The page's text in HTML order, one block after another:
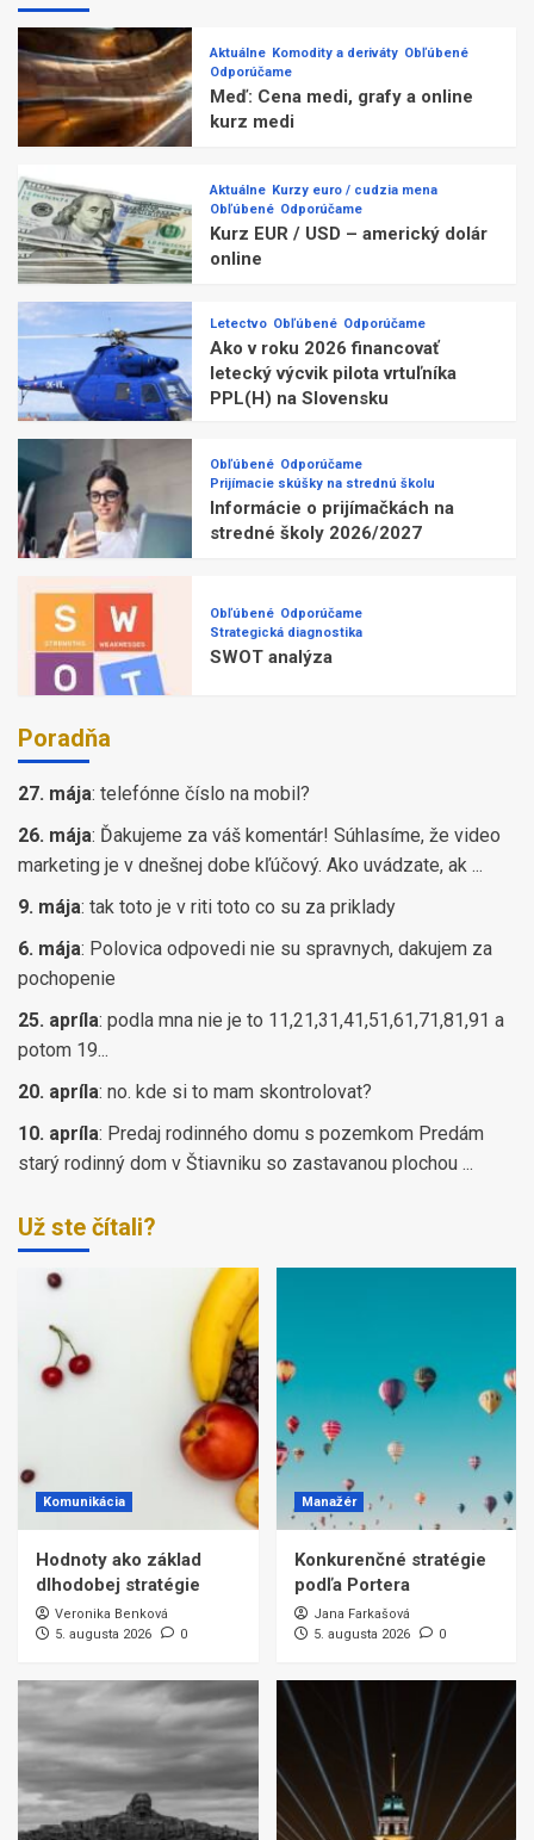
Aktuálne Komodity a deriváty Obľúbené
Odporúčame
Meď: Cena medi, grafy a online
kurz medi
Aktuálne Kurzy euro / cudzia mena
Obľúbené Odporúčame
Kurz EUR / USD – americký dolár
online
Letectvo Obľúbené Odporúčame
Ako v roku 2026 financovať
letecký výcvik pilota vrtuľníka
PPL(H) na Slovensku
Obľúbené Odporúčame
Prijímacie skúšky na strednú školu
Informácie o prijímačkách na
stredné školy 2026/2027
Obľúbené Odporúčame
Strategická diagnostika
SWOT analýza
Poradňa
27. mája: telefónne číslo na mobil?
26. mája: Ďakujeme za váš komentár! Súhlasíme, že video
marketing je v dnešnej dobe kľúčový. Ako uvádzate, ak ...
9. mája: tak toto je v riti toto co su za priklady
6. mája: Polovica odpovedi nie su spravnych, dakujem za
pochopenie
25. apríla: podla mna nie je to 11,21,31,41,51,61,71,81,91 a
potom 19...
20. apríla: no. kde si to mam skontrolovat?
10. apríla: Predaj rodinného domu s pozemkom Predám
starý rodinný dom v Štiavniku so zastavanou plochou ...
Už ste čítali?
Komunikácia
Hodnoty ako základ
dlhodobej stratégie
Veronika Benková
5. augusta 2026
0
Manažér
Konkurenčné stratégie
podľa Portera
Jana Farkašová
5. augusta 2026
0